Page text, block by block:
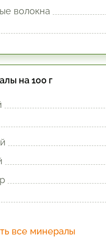
волокна
на 100 г
все минералы